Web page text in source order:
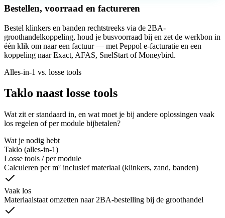
Bestellen, voorraad en factureren
Bestel klinkers en banden rechtstreeks via de 2BA-
groothandelkoppeling, houd je busvoorraad bij en zet de werkbon in
één klik om naar een factuur — met Peppol e-facturatie en een
koppeling naar Exact, AFAS, SnelStart of Moneybird.
Alles-in-1 vs. losse tools
Taklo naast losse tools
Wat zit er standaard in, en wat moet je bij andere oplossingen vaak
los regelen of per module bijbetalen?
Wat je nodig hebt
Taklo (alles-in-1)
Losse tools / per module
Calculeren per m² inclusief materiaal (klinkers, zand, banden)
Vaak los
Materiaalstaat omzetten naar 2BA-bestelling bij de groothandel